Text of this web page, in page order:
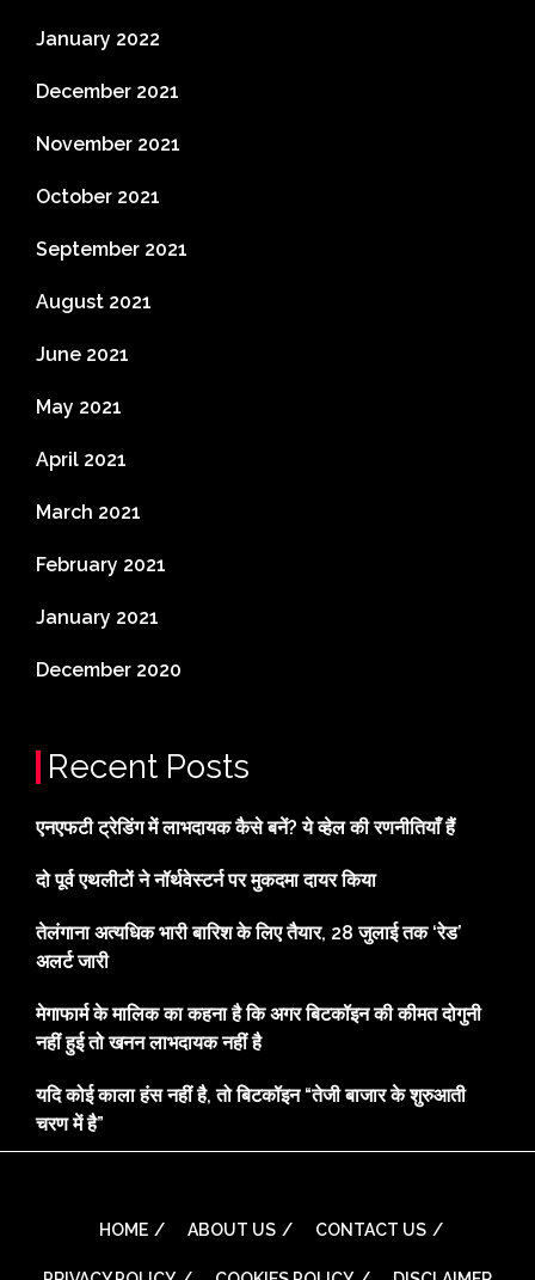
January 2022
December 2021
November 2021
October 2021
September 2021
August 2021
June 2021
May 2021
April 2021
March 2021
February 2021
January 2021
December 2020
Recent Posts
एनएफटी ट्रेडिंग में लाभदायक कैसे बनें? ये व्हेल की रणनीतियाँ हैं
दो पूर्व एथलीटों ने नॉर्थवेस्टर्न पर मुकदमा दायर किया
तेलंगाना अत्यधिक भारी बारिश के लिए तैयार, 28 जुलाई तक ‘रेड’
अलर्ट जारी
मेगाफार्म के मालिक का कहना है कि अगर बिटकॉइन की कीमत दोगुनी
नहीं हुई तो खनन लाभदायक नहीं है
यदि कोई काला हंस नहीं है, तो बिटकॉइन “तेजी बाजार के शुरुआती
चरण में है”
HOME ABOUT US CONTACT US